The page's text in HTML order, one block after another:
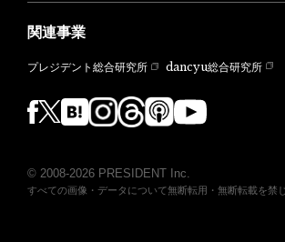
関連事業
プレジデント総合研究所 dancyu総合研究所
© 2008-2026 PRESIDENT Inc.
すべての画像・データについて無断転用・無断転載を禁じ